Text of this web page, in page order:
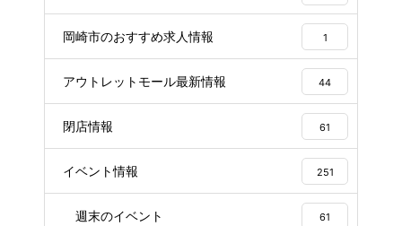
岡崎市のおすすめ求人情報 1
アウトレットモール最新情報 44
閉店情報 61
イベント情報 251
週末のイベント 61